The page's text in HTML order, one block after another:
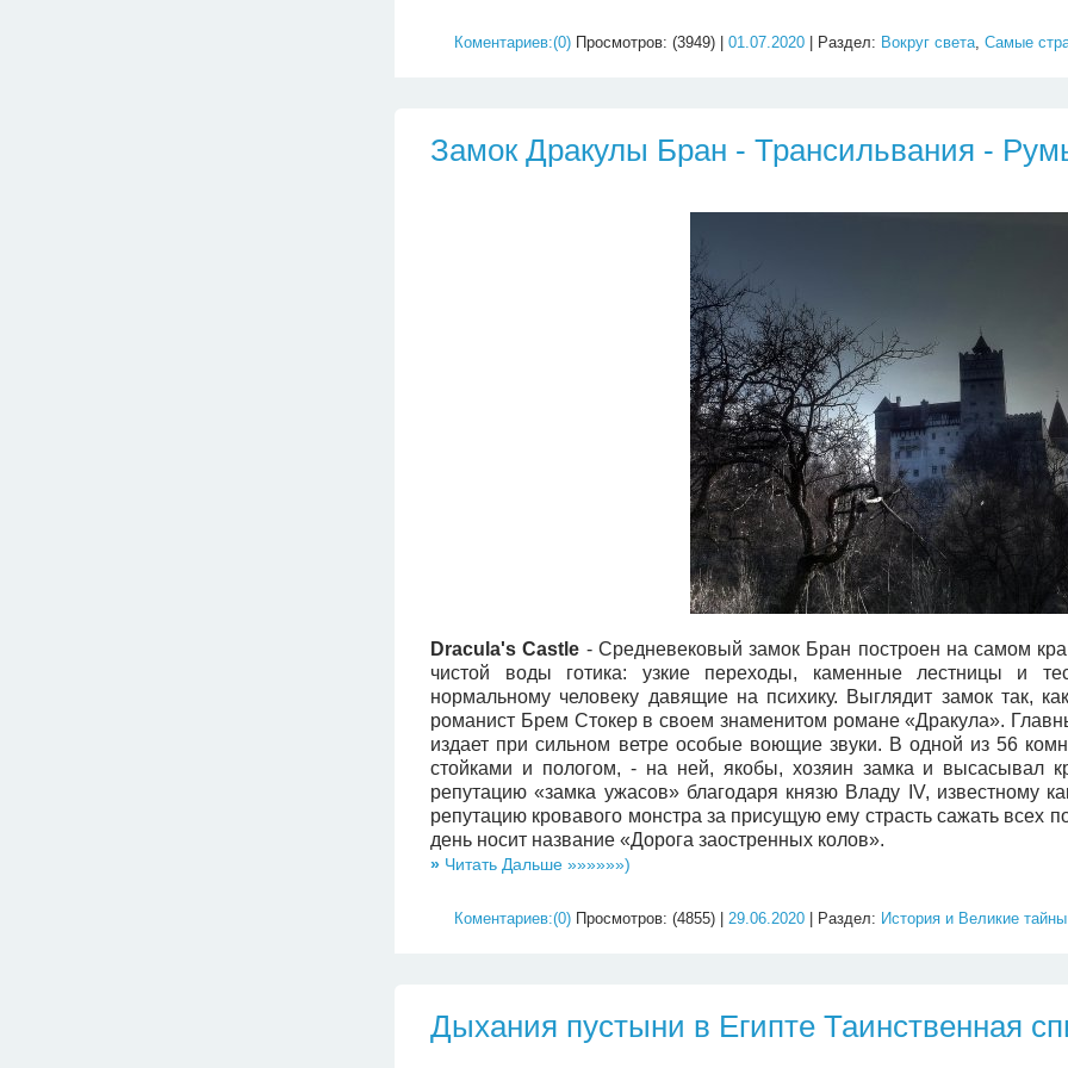
Коментариев:(0) Просмотров: (3949) |01.07.2020 | Раздел: Вокруг света ,Самые
Замок Дракулы Бран - Трансильвания -
Dracula's Castle - Средневековый замок Бран построен на самом
чистой воды готика: узкие переходы, каменные лестницы и
нормальному человеку давящие на психику. Выглядит замок так,
романист Брем Стокер в своем знаменитом романе «Дракула».
издает при сильном ветре особые воющие звуки. В одной из 56
стойками и пологом, - на ней, якобы, хозяин замка и высасывал
репутацию «замка ужасов» благодаря князю Владу IV, известному
репутацию кровавого монстра за присущую ему страсть сажать всех
день носит название «Дорога заостренных колов».
» Читать Дальше »»»»»»)
Коментариев:(0) Просмотров: (4855) | 29.06.2020 | Раздел: История и Великие тайны
Дыхания пустыни в Египте Таинственная